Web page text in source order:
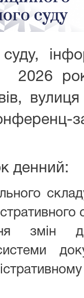
суду,
2026
денний:
змін